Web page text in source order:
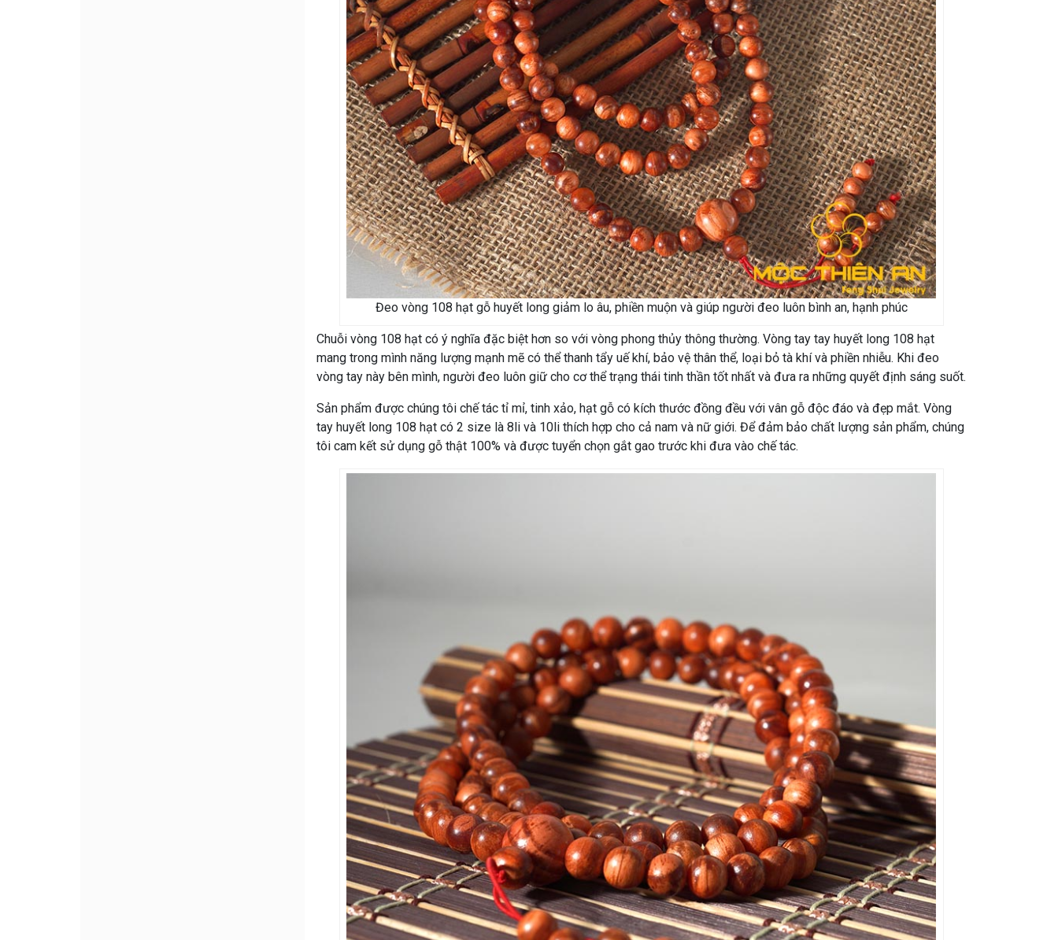
Đeo vòng 108 hạt gỗ huyết long giảm lo âu, phiền muộn và giúp người đeo luôn bình an, hạnh phúc
Chuỗi vòng 108 hạt có ý nghĩa đặc biệt hơn so với vòng phong thủy thông thường. Vòng tay tay huyết long 108 hạt
mang trong mình năng lượng mạnh mẽ có thể thanh tẩy uế khí, bảo vệ thân thể, loại bỏ tà khí và phiền nhiễu. Khi đeo
vòng tay này bên mình, người đeo luôn giữ cho cơ thể trạng thái tinh thần tốt nhất và đưa ra những quyết định sáng suốt.
Sản phẩm được chúng tôi chế tác tỉ mỉ, tinh xảo, hạt gỗ có kích thước đồng đều với vân gỗ độc đáo và đẹp mắt. Vòng
tay huyết long 108 hạt có 2 size là 8li và 10li thích hợp cho cả nam và nữ giới. Để đảm bảo chất lượng sản phẩm, chúng
tôi cam kết sử dụng gỗ thật 100% và được tuyển chọn gắt gao trước khi đưa vào chế tác.